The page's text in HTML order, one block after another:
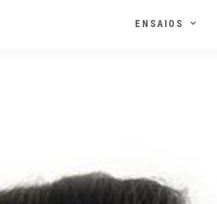
ENSAIOS